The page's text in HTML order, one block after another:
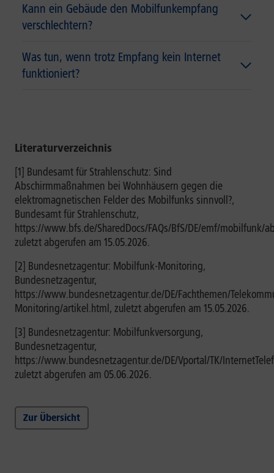
Kann ein Gebäude den Mobilfunkempfang
verschlechtern?
Was tun, wenn trotz Empfang kein Internet
funktioniert?
Literaturverzeichnis
[1] Bundesamt für Strahlenschutz: Sind
Abschirmmaßnahmen bei Wohnhäusern gegen die
elektromagnetischen Felder des Mobilfunks sinnvoll?,
Bundesamt für Strahlenschutz,
https://www.bfs.de/SharedDocs/FAQs/BfS/DE/emf/mobilfunk/
zuletzt abgerufen am 15.05.2026.
[2] Bundesnetzagentur: Mobilfunk-Monitoring,
Bundesnetzagentur,
https://www.bundesnetzagentur.de/DE/Fachthemen/
Monitoring/artikel.html, zuletzt abgerufen am 15.05.2026.
[3] Bundesnetzagentur: Mobilfunkversorgung,
Bundesnetzagentur,
https://www.bundesnetzagentur.de/DE/Vportal/TK/
zuletzt abgerufen am 05.06.2026.
Zur Übersicht